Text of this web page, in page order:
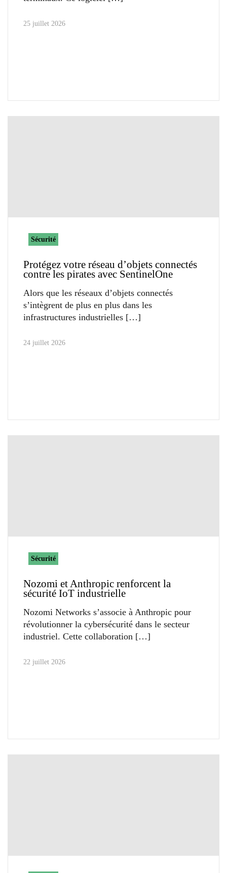
25 juillet 2026
Sécurité
Protégez votre réseau d’objets connectés
contre les pirates avec SentinelOne
Alors que les réseaux d’objets connectés
s’intègrent de plus en plus dans les
infrastructures industrielles
24 juillet 2026
Sécurité
Nozomi et Anthropic renforcent la
sécurité IoT industrielle
Nozomi Networks s’associe à Anthropic pour
révolutionner la cybersécurité dans le secteur
industriel. Cette collaboration
22 juillet 2026